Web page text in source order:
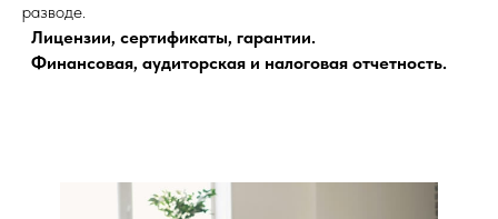
разводе.
Лицензии, сертификаты, гарантии.
Финансовая, аудиторская и налоговая отчетность.